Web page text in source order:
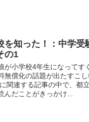
を知った！：中学受
の1
が小学校4年生になってす
無償化の話題が出たすこ
関連する記事の中で、都
んだことがきっかけ...